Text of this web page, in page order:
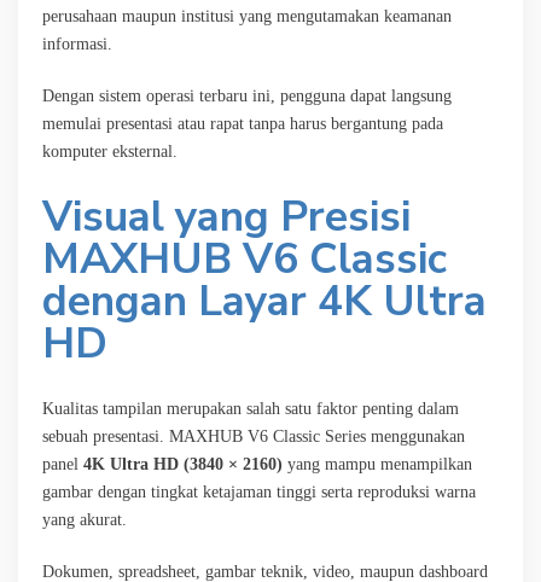
perusahaan maupun institusi yang mengutamakan keamanan
informasi.
Dengan sistem operasi terbaru ini, pengguna dapat langsung
memulai presentasi atau rapat tanpa harus bergantung pada
komputer eksternal.
Visual yang Presisi
MAXHUB V6 Classic
dengan Layar 4K Ultra
HD
Kualitas tampilan merupakan salah satu faktor penting dalam
sebuah presentasi. MAXHUB V6 Classic Series menggunakan
panel 4K Ultra HD (3840 × 2160) yang mampu menampilkan
gambar dengan tingkat ketajaman tinggi serta reproduksi warna
yang akurat.
Dokumen, spreadsheet, gambar teknik, video, maupun dashboard